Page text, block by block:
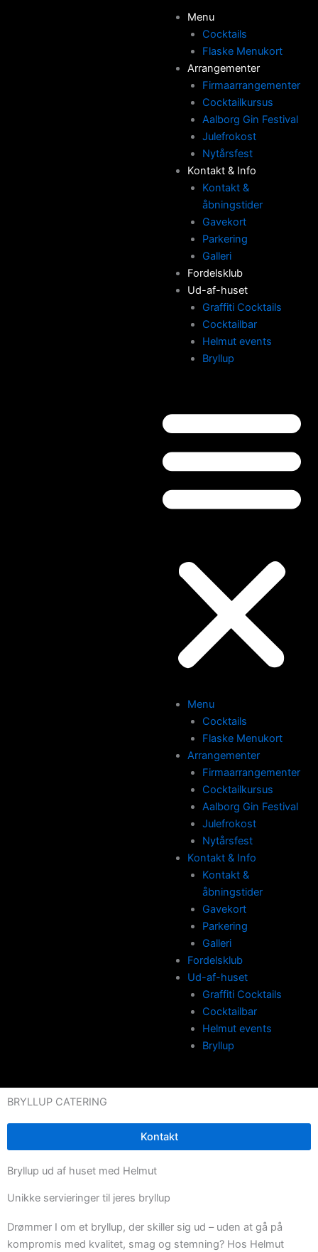
Menu
Cocktails
Flaske Menukort
Arrangementer
Firmaarrangementer
Cocktailkursus
Aalborg Gin Festival
Julefrokost
Nytårsfest
Kontakt & Info
Kontakt &
åbningstider
Gavekort
Parkering
Galleri
Fordelsklub
Ud-af-huset
Graffiti Cocktails
Cocktailbar
Helmut events
Bryllup
Menu
Cocktails
Flaske Menukort
Arrangementer
Firmaarrangementer
Cocktailkursus
Aalborg Gin Festival
Julefrokost
Nytårsfest
Kontakt & Info
Kontakt &
åbningstider
Gavekort
Parkering
Galleri
Fordelsklub
Ud-af-huset
Graffiti Cocktails
Cocktailbar
Helmut events
Bryllup
BRYLLUP CATERING
Kontakt
Bryllup ud af huset med Helmut
Unikke servieringer til jeres bryllup
Drømmer I om et bryllup, der skiller sig ud – uden at gå på
kompromis med kvalitet, smag og stemning? Hos Helmut